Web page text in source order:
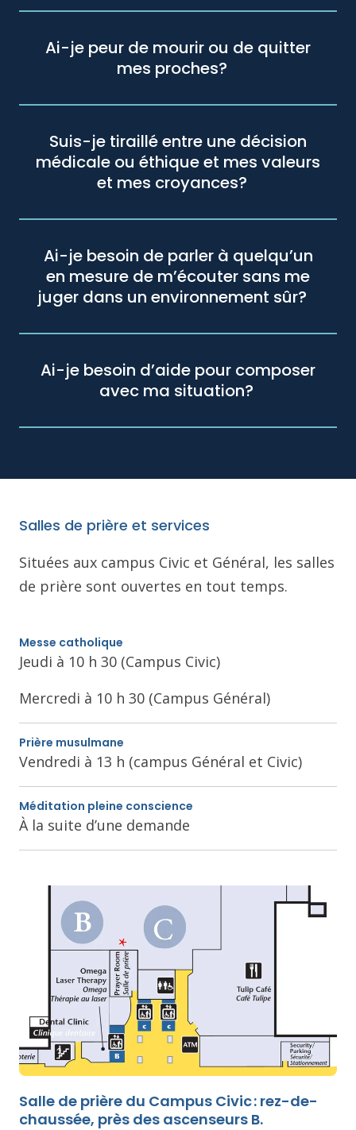
Ai-je peur de mourir ou de quitter
mes proches?
Suis-je tiraillé entre une décision
médicale ou éthique et mes valeurs
et mes croyances?
Ai-je besoin de parler à quelqu’un
en mesure de m’écouter sans me
juger dans un environnement sûr?
Ai-je besoin d’aide pour composer
avec ma situation?
Salles de prière et services
Situées aux campus Civic et Général, les salles
de prière sont ouvertes en tout temps.
Messe catholique
Jeudi à 10 h 30 (Campus Civic)
Mercredi à 10 h 30 (Campus Général)
Prière musulmane
Vendredi à 13 h (campus Général et Civic)
Méditation pleine conscience
À la suite d’une demande
Salle de prière du Campus Civic : rez-de-
chaussée, près des ascenseurs B.